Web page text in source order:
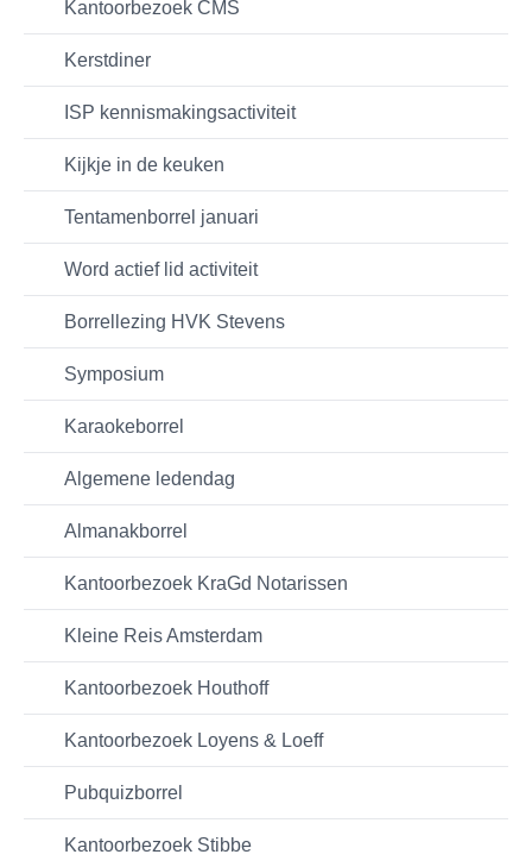
Kantoorbezoek CMS
Kerstdiner
ISP kennismakingsactiviteit
Kijkje in de keuken
Tentamenborrel januari
Word actief lid activiteit
Borrellezing HVK Stevens
Symposium
Karaokeborrel
Algemene ledendag
Almanakborrel
Kantoorbezoek KraGd Notarissen
Kleine Reis Amsterdam
Kantoorbezoek Houthoff
Kantoorbezoek Loyens & Loeff
Pubquizborrel
Kantoorbezoek Stibbe